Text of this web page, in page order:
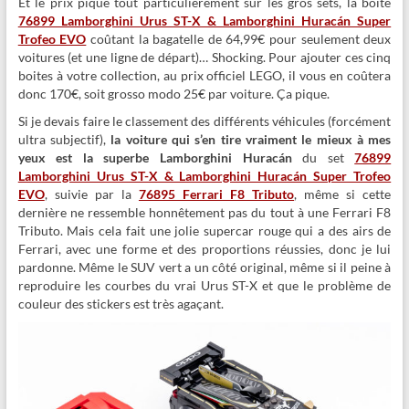
76899 Lamborghini Urus ST-X & Lamborghini Huracán Super
Trofeo EVO coûtant la bagatelle de 64,99€ pour seulement deux
voitures (et une ligne de départ)… Shocking. Pour ajouter ces cinq
boites à votre collection, au prix officiel LEGO, il vous en coûtera
donc 170€, soit grosso modo 25€ par voiture. Ça pique.
Si je devais faire le classement des différents véhicules (forcément
ultra subjectif), la voiture qui s’en tire vraiment le mieux à mes
yeux est la superbe Lamborghini Huracándu set76899
Lamborghini Urus ST-X & Lamborghini Huracán Super Trofeo
EVO, suivie par la 76895 Ferrari F8 Tributo, même si cette
dernière ne ressemble honnêtement pas du tout à une Ferrari F8
Tributo. Mais cela fait une jolie supercar rouge qui a des airs de
Ferrari, avec une forme et des proportions réussies, donc je lui
pardonne. Même le SUV vert a un côté original, même si il peine à
reproduire les courbes du vrai Urus ST-X et que le problème de
couleur des stickers est très agaçant.